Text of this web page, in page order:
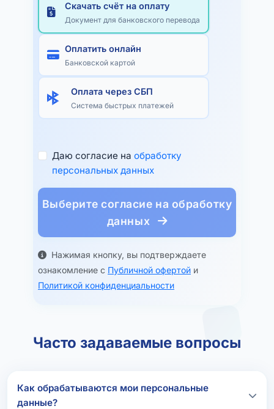
Скачать счёт на оплату
Документ для банковского перевода
Оплатить онлайн
Банковской картой
Оплата через СБП
Система быстрых платежей
Даю согласие на обработку
персональных данных
Выберите согласие на обработку
данных
Нажимая кнопку, вы подтверждаете
ознакомление с Публичной офертой и
Политикой конфиденциальности
Часто задаваемые вопросы
Как обрабатываются мои персональные
данные?